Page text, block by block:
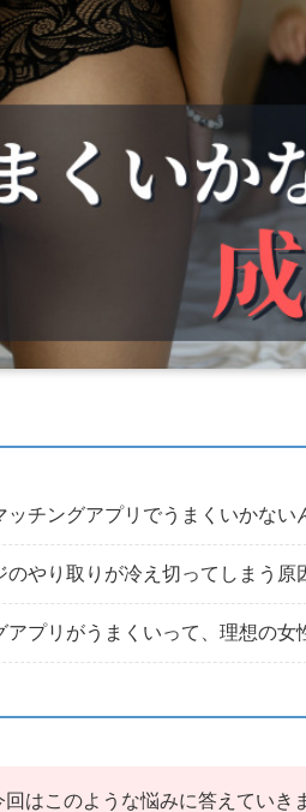
ッチングアプリでうまくいかない
のやり取りが冷え切ってしまう原
アプリがうまくいって、理想の女
回はこのような悩みに答えていき